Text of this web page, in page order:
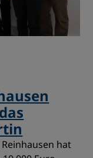
hat